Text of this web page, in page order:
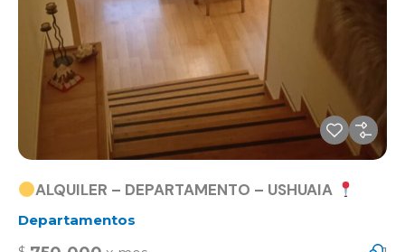
ALQUILER – DEPARTAMENTO – USHUAIA
Departamentos